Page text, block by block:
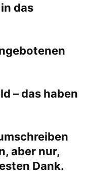
das
– das haben
aber nur,
Dank.